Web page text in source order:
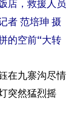
店，救援人员
者 范培珅 摄
的空前“大转
九寨沟尽情
突然猛烈摇